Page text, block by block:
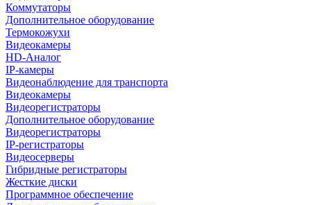
Коммутаторы
Дополнительное оборудование
Термокожухи
Видеокамеры
HD-Аналог
IP-камеры
Видеонаблюдение для транспорта
Видеокамеры
Видеорегистраторы
Дополнительное оборудование
Видеорегистраторы
IP-регистраторы
Видеосерверы
Гибридные регистраторы
Жесткие диски
Программное обеспечение